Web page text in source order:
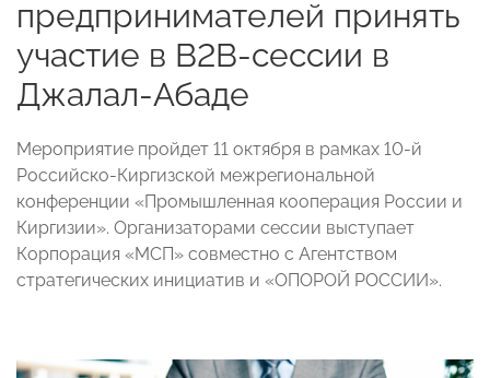
предпринимателей принять
участие в B2B-сессии в
Джалал-Абаде
Мероприятие пройдет 11 октября в рамках 10-й
Российско-Киргизской межрегиональной
конференции «Промышленная кооперация России и
Киргизии». Организаторами сессии выступает
Корпорация «МСП» совместно с Агентством
стратегических инициатив и «ОПОРОЙ РОССИИ».